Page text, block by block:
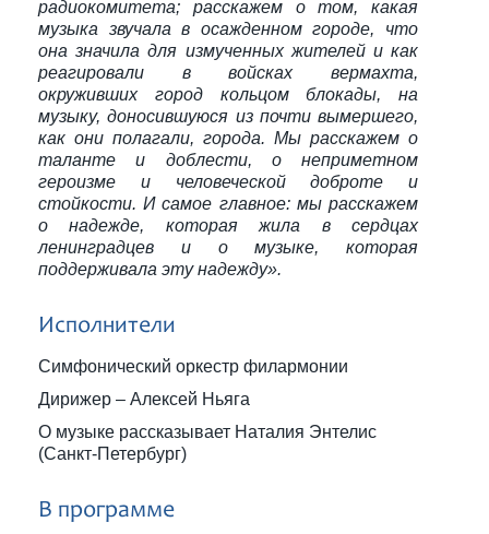
радиокомитета; расскажем о том, какая
музыка звучала в осажденном городе, что
она значила для измученных жителей и как
реагировали в войсках вермахта,
окруживших город кольцом блокады, на
музыку, доносившуюся из почти вымершего,
как они полагали, города. Мы расскажем о
таланте и доблести, о неприметном
героизме и человеческой доброте и
стойкости. И самое главное: мы расскажем
о надежде, которая жила в сердцах
ленинградцев и о музыке, которая
поддерживала эту надежду».
Исполнители
Симфонический оркестр филармонии
Дирижер – Алексей Ньяга
О музыке рассказывает Наталия Энтелис
(Санкт-Петербург)
В программе